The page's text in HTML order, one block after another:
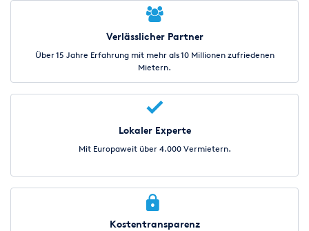
Verlässlicher Partner
Über 15 Jahre Erfahrung mit mehr als 10 Millionen zufriedenen
Mietern.
Lokaler Experte
Mit Europaweit über 4.000 Vermietern.
Kostentransparenz